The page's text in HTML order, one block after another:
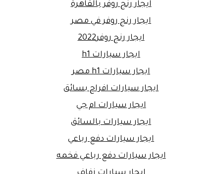
ايجار رنج روفر بالقاهرة
ايجار رنج روفر في مصر
ايجار رنج روفر2022
ايجار سيارات h1
ايجار سيارات h1 مصر
ايجار سيارات افراح بسائق
ايجار سيارات ام جي
ايجار سيارات بالسائق
ايجار سيارات دفع رباعي
ايجار سيارات دفع رباعي فخمه